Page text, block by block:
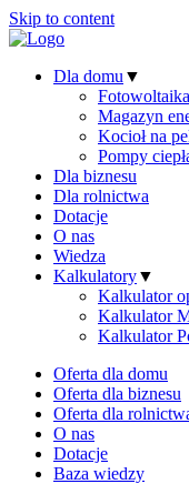
Skip to content
Dla domu ▼
Fotowoltaika
Magazyn
Kocioł na
Pompy
Dla biznesu
Dla rolnictwa
Dotacje
O nas
Wiedza
Kalkulatory▼
Kalkulator
Kalkulator
Kalkulator
Oferta dla domu
Oferta dla biznesu
Oferta dla
O nas
Dotacje
Baza wiedzy